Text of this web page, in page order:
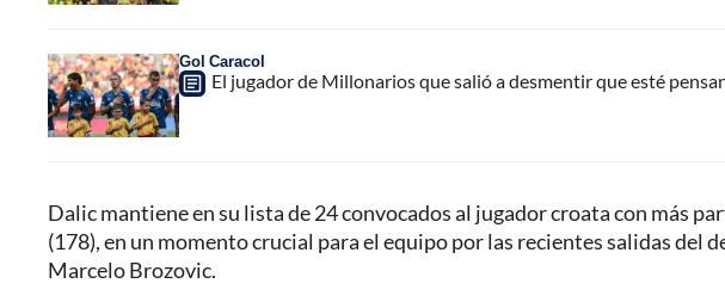
Gol Caracol
El jugador de Millonarios que salió a desmentir que esté
Dalic mantiene en su lista de 24 convocados al jugador croata con más
(178), en un momento crucial para el equipo por las recientes salidas del
Marcelo Brozovic.